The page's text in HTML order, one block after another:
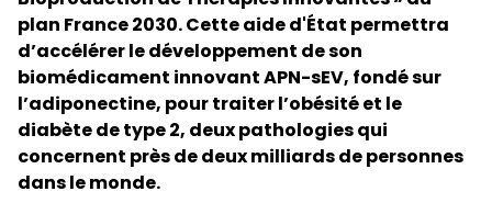
plan France 2030. Cette aide d'État permettra
d’accélérer le développement de son
biomédicament innovant APN-sEV, fondé sur
l’adiponectine, pour traiter l’obésité et le
diabète de type 2, deux pathologies qui
concernent près de deux milliards de personnes
dans le monde.